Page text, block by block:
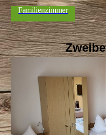
Familienzimmer